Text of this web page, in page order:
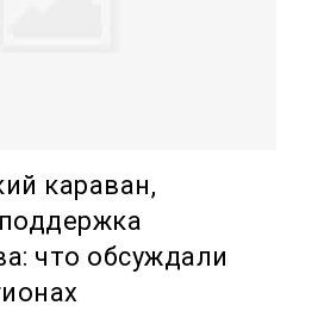
караван,
что обсуждали